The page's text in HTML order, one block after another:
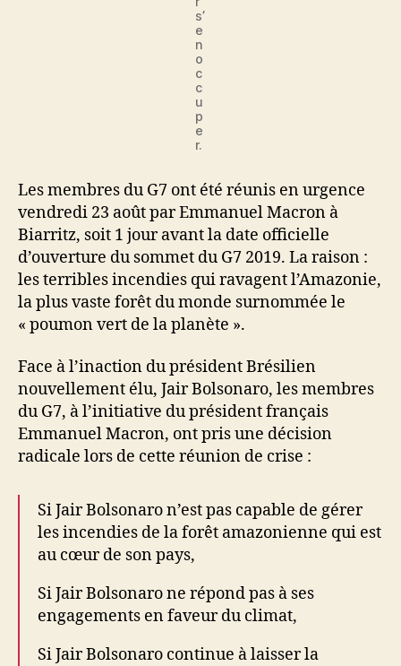
s’
e
n
o
c
c
u
p
e
r.
Les membres du G7 ont été réunis en urgence
vendredi 23 août par Emmanuel Macron à
Biarritz, soit 1 jour avant la date officielle
d’ouverture du sommet du G7 2019. La raison :
les terribles incendies qui ravagent l’Amazonie,
la plus vaste forêt du monde surnommée le
« poumon vert de la planète ».
Face à l’inaction du président Brésilien
nouvellement élu, Jair Bolsonaro, les membres
du G7, à l’initiative du président français
Emmanuel Macron, ont pris une décision
radicale lors de cette réunion de crise :
Si Jair Bolsonaro n’est pas capable de gérer
les incendies de la forêt amazonienne qui est
au cœur de son pays,
Si Jair Bolsonaro ne répond pas à ses
engagements en faveur du climat,
Si Jair Bolsonaro continue à laisser la